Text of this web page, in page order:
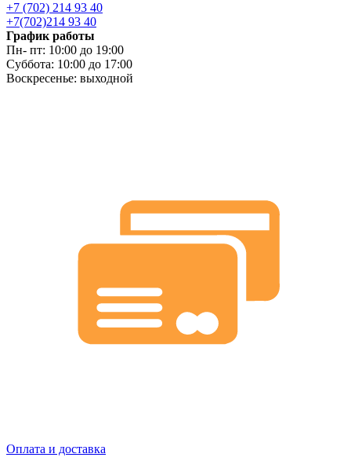
+7 (702) 214 93 40
+7(702)214 93 40
График работы
Пн- пт: 10:00 до 19:00
Суббота: 10:00 до 17:00
Воскресенье: выходной
Оплата и доставка